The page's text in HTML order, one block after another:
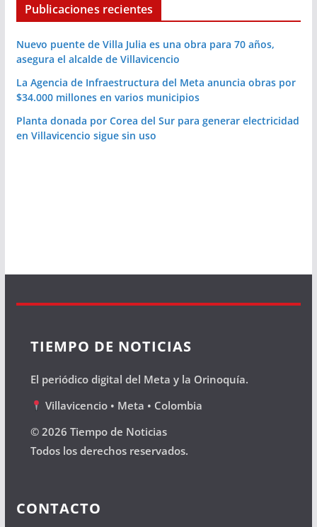
Publicaciones recientes
Nuevo puente de Villa Julia es una obra para 70 años,
asegura el alcalde de Villavicencio
La Agencia de Infraestructura del Meta anuncia obras por
$34.000 millones en varios municipios
Planta donada por Corea del Sur para generar electricidad
en Villavicencio sigue sin uso
TIEMPO DE NOTICIAS
El periódico digital del Meta y la Orinoquía.
Villavicencio • Meta • Colombia
© 2026 Tiempo de Noticias
Todos los derechos reservados.
CONTACTO